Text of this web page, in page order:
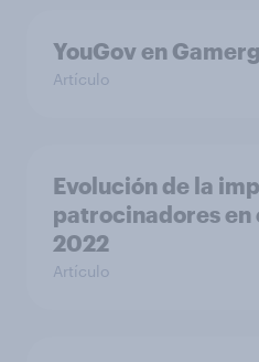
YouGov en
Artículo
Evolución de la
patrocinadores en
2022
Artículo